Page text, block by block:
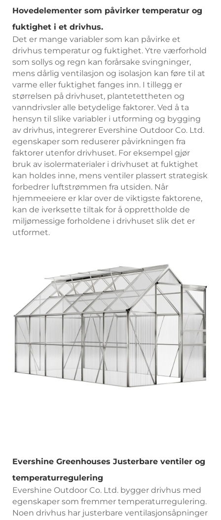
Hovedelementer som påvirker temperatur og
fuktighet i et drivhus.
Det er mange variabler som kan påvirke et
drivhus temperatur og fuktighet. Ytre værforhold
som sollys og regn kan forårsake svingninger,
mens dårlig ventilasjon og isolasjon kan føre til at
varme eller fuktighet fanges inn. I tillegg er
størrelsen på drivhuset, plantetettheten og
vanndrivsler alle betydelige faktorer. Ved å ta
hensyn til slike variabler i utforming og bygging
av drivhus, integrerer Evershine Outdoor Co. Ltd.
egenskaper som reduserer påvirkningen fra
faktorer utenfor drivhuset. For eksempel gjør
bruk av isolermaterialer i drivhuset at fuktighet
kan holdes inne, mens ventiler plassert strategisk
forbedrer luftstrømmen fra utsiden. Når
hjemmeeiere er klar over de viktigste faktorene,
kan de iverksette tiltak for å opprettholde de
miljømessige forholdene i drivhuset slik det er
utformet.
Evershine Greenhouses Justerbare ventiler og
temperaturregulering
Evershine Outdoor Co. Ltd. bygger drivhus med
egenskaper som fremmer temperaturregulering.
Noen drivhus har justerbare ventilasjonsåpninger